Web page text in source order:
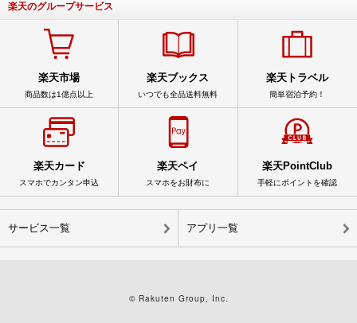
楽天のグループサービス
楽天市場
商品数は1億点以上
楽天ブックス
いつでも全品送料無料
楽天トラベル
簡単宿泊予約！
楽天カード
スマホでカンタン申込
楽天ペイ
スマホをお財布に
楽天PointClub
手軽にポイントを確認
サービス一覧 アプリ一覧
© Rakuten Group, Inc.